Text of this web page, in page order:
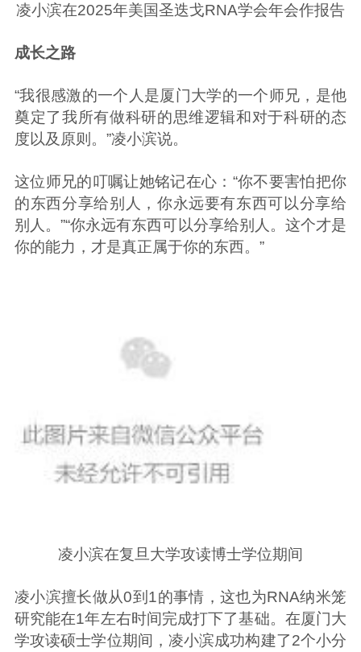
凌小滨在2025年美国圣迭戈RNA学会年会作报告
成长之路
“我很感激的一个人是厦门大学的一个师兄，是他
奠定了我所有做科研的思维逻辑和对于科研的态
度以及原则。”凌小滨说。
这位师兄的叮嘱让她铭记在心：“你不要害怕把你
的东西分享给别人，你永远要有东西可以分享给
别人。”“你永远有东西可以分享给别人。这个才是
你的能力，才是真正属于你的东西。”
凌小滨在复旦大学攻读博士学位期间
凌小滨擅长做从0到1的事情，这也为RNA纳米笼
研究能在1年左右时间完成打下了基础。在厦门大
学攻读硕士学位期间，凌小滨成功构建了2个小分